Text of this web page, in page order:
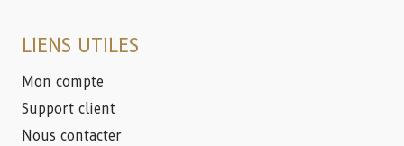
LIENS UTILES
Mon compte
Support client
Nous contacter